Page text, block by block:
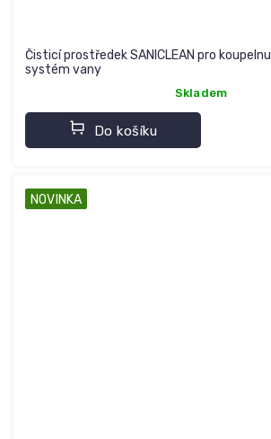
Čisticí prostředek SANICLEAN pro
systém vany
Skladem
Do košíku
NOVINKA